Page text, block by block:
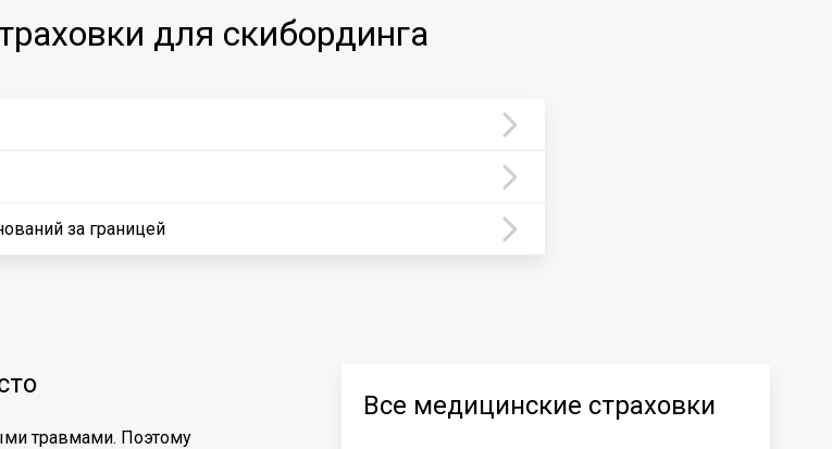
для скибординга
за границей
травмами. Поэтому
Все медицинские страховки